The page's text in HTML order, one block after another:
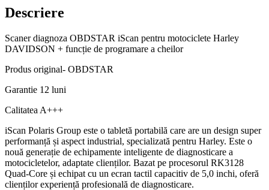
Descriere
Scaner diagnoza OBDSTAR iScan pentru motociclete Harley
DAVIDSON + funcție de programare a cheilor
Produs original- OBDSTAR
Garantie 12 luni
Calitatea A+++
iScan Polaris Group este o tabletă portabilă care are un design super
performanță și aspect industrial, specializată pentru Harley. Este o
nouă generație de echipamente inteligente de diagnosticare a
motocicletelor, adaptate clienților. Bazat pe procesorul RK3128
Quad-Core și echipat cu un ecran tactil capacitiv de 5,0 inchi, oferă
clienților experiență profesională de diagnosticare.